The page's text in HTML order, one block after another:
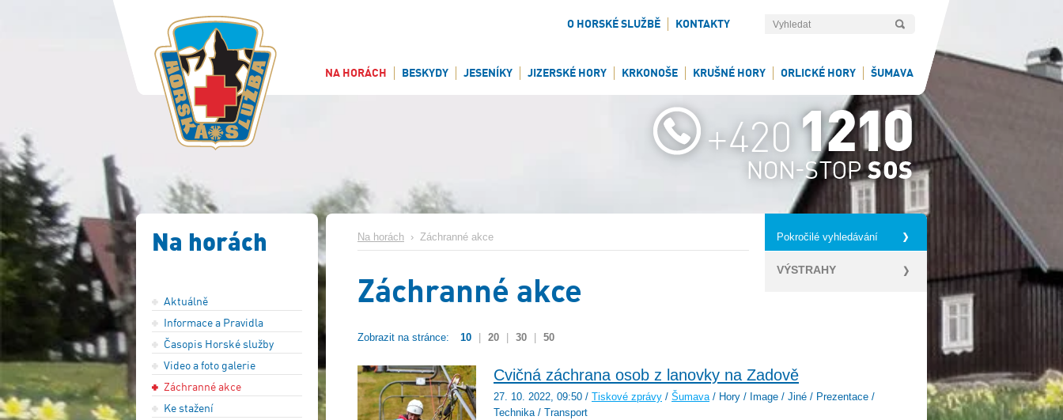
O HORSKÉ SLUŽBĚ KONTAKTY
NA HORÁCH BESKYDY JESENÍKY JIZERSKÉ HORY KRKONOŠE KRUŠNÉ HORY ORLICKÉ HORY ŠUMAVA
Na horách
Aktuálně
Informace a Pravidla
Časopis Horské služby
Video a foto galerie
Záchranné akce
Ke stažení
Pokročilé vyhledávání
VÝSTRAHY
Na horách › Záchranné akce
Záchranné akce
Zobrazit na stránce: 10 20 30 50
Cvičná záchrana osob z lanovky na Zadově
27. 10. 2022, 09:50 / Tiskové zprávy / Šumava/ Hory / Image / Jiné / Prezentace /
Technika / Transport